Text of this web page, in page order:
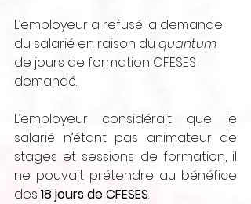
L’employeur a refusé la demande
du salarié en raison du quantum
de jours de formation CFESES
demandé.
L’employeur considérait que le
salarié n’étant pas animateur de
stages et sessions de formation, il
ne pouvait prétendre au bénéfice
des 18 jours de CFESES.